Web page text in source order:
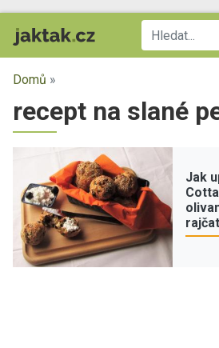
Domů »
recept na slané
Jak